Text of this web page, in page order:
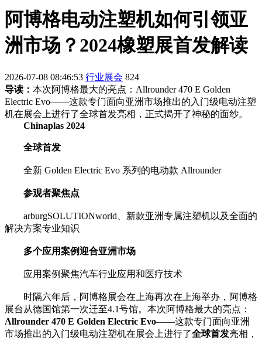
阿博格电动注塑机如何引领亚
洲市场？2024橡塑展首发解读
2026-07-08 08:46:53 行业展会 824
导读： 本次阿博格最大的亮点：Allrounder 470 E Golden
Electric Evo——这款专门面向亚洲市场推出的入门级电动注塑
机在展会上进行了全球首发亮相，正式揭开了神秘的面纱。
Chinaplas 2024
全球首发
全新 Golden Electric Evo 系列的电动款 Allrounder
参观者聚焦点
arburgSOLUTIONworld、新款亚洲专属注塑机以及全面的
解决方案专业知识
多个应用案例迎合亚洲市场
应用案例聚焦汽车行业应用和医疗技术
时隔六年后，阿博格展会在上海再次在上海举办，阿博格
展台从德国馆第一次迁至4.1号馆。本次阿博格最大的亮点：
Allrounder 470 E Golden Electric Evo——这款专门面向亚洲
市场推出的入门级电动注塑机在展会上进行了全球首发亮相，